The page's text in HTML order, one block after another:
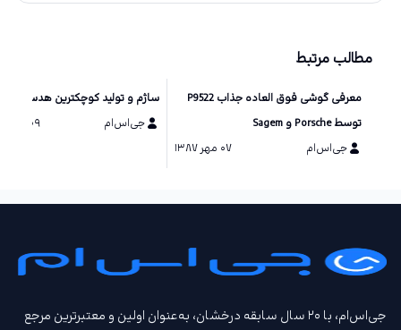
مطالب مرتبط
معرفی گوشی فوق العاده جذاب P9522
توسط Porsche و Sagem
جی‌اس‌ام
۰۷ مهر ۱۳۸۷
ساژم و تولید کوچکترین هدست
جی‌اس‌ام
۰۹ اسفند ۱۳۸۵
جی‌اس‌ام، با ۲۰ سال سابقه درخشان، به‌عنوان اولین و معتبرترین مرجع